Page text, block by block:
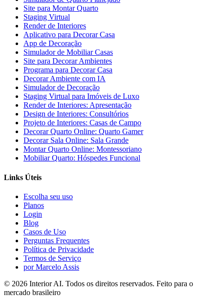
Site para Montar Quarto
Staging Virtual
Render de Interiores
Aplicativo para Decorar Casa
App de Decoração
Simulador de Mobiliar Casas
Site para Decorar Ambientes
Programa para Decorar Casa
Decorar Ambiente com IA
Simulador de Decoração
Staging Virtual para Imóveis de Luxo
Render de Interiores: Apresentação
Design de Interiores: Consultórios
Projeto de Interiores: Casas de Campo
Decorar Quarto Online: Quarto Gamer
Decorar Sala Online: Sala Grande
Montar Quarto Online: Montessoriano
Mobiliar Quarto: Hóspedes Funcional
Links Úteis
Escolha seu uso
Planos
Login
Blog
Casos de Uso
Perguntas Frequentes
Política de Privacidade
Termos de Serviço
por Marcelo Assis
© 2026 Interior AI. Todos os direitos reservados. Feito para o
mercado brasileiro